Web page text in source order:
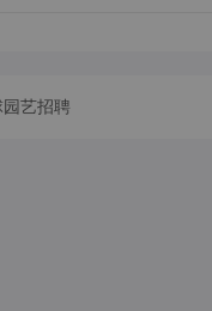
园艺招聘